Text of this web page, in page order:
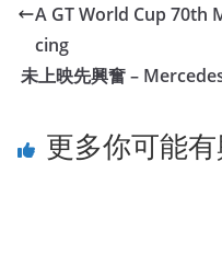
A GT World Cup 70th
cing
未上映先興奮 –
更多你可能